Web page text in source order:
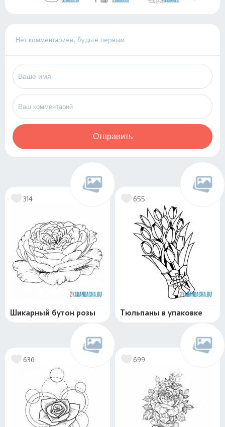
Нет комментариев, будьте первым
Отправить
314
Шикарный бутон розы
655
Тюльпаны в упаковке
636 699